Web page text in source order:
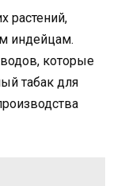
растений,
индейцам.
которые
табак для